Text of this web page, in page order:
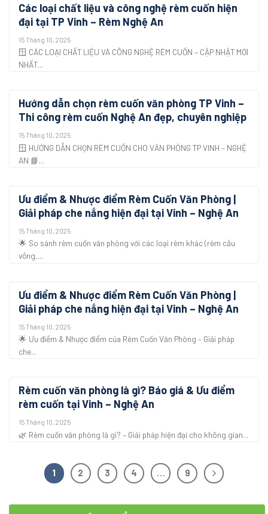
Các loại chất liệu và công nghệ rèm cuốn hiện
đại tại TP Vinh – Rèm Nghệ An
15 Tháng 10, 2025
🪟 CÁC LOẠI CHẤT LIỆU VÀ CÔNG NGHỆ RÈM CUỐN – CẬP NHẬT MỚI
NHẤT...
Hướng dẫn chọn rèm cuốn văn phòng TP Vinh –
Thi công rèm cuốn Nghệ An đẹp, chuyên nghiệp
15 Tháng 10, 2025
🪟 HƯỚNG DẪN CHỌN RÈM CUỐN CHO VĂN PHÒNG TP VINH – NGHỆ
AN 📘...
Ưu điểm & Nhược điểm Rèm Cuốn Văn Phòng |
Giải pháp che nắng hiện đại tại Vinh – Nghệ An
15 Tháng 10, 2025
🌟 So sánh rèm cuốn văn phòng với các loại rèm khác (rèm cầu
vồng,...
Ưu điểm & Nhược điểm Rèm Cuốn Văn Phòng |
Giải pháp che nắng hiện đại tại Vinh – Nghệ An
15 Tháng 10, 2025
🌟 Ưu điểm & Nhược điểm của Rèm Cuốn Văn Phòng – Giải pháp
che...
Rèm cuốn văn phòng là gì? Báo giá & Ưu điểm
rèm cuốn tại Vinh – Nghệ An
15 Tháng 10, 2025
🌿 Rèm cuốn văn phòng là gì? – Giải pháp hiện đại cho không gian...
1 2 3 4 … 9